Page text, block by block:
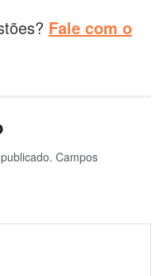
Fale com o
Campos